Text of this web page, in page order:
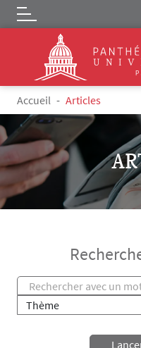
Aller au contenu principal
Logo
Accueil Articles